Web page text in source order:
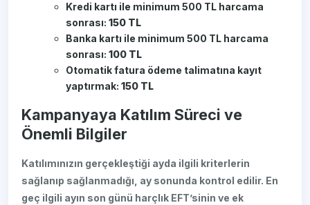
Kredi kartı ile minimum 500 TL harcama
sonrası:150 TL
Banka kartı ile minimum 500 TL harcama
sonrası:100 TL
Otomatik fatura ödeme talimatına kayıt
yaptırmak:150 TL
Kampanyaya Katılım Süreci ve
Önemli Bilgiler
Katılımınızın gerçekleştiği ayda ilgili kriterlerin
sağlanıp sağlanmadığı, ay sonunda kontrol edilir. En
geç ilgili ayın son günü harçlık EFT’sinin ve ek